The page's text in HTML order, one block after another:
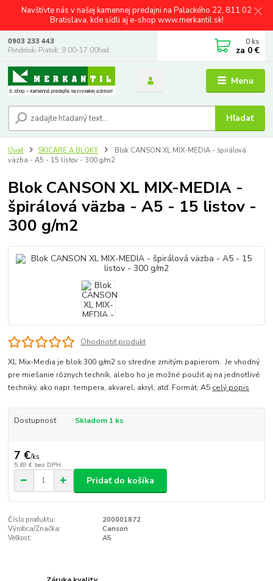
Navštívte nás v našej kamennej predajni na Palackého 22, 811 02
Bratislava, kde sídli aj e-shop www.merkantil.sk!
Menu
Hľadať
0903 233 443
Pondelok-Piatok: 9.00-17.00hod.
0 ks
za 0 €
Úvod SKICÁRE A BLOKY
Blok CANSON XL MIX-MEDIA - špirálová
väzba - A5 - 15 listov - 300 g/m2
Blok CANSON XL MIX-MEDIA -
špirálová väzba - A5 - 15 listov -
300 g/m2
Ohodnotiť produkt
XL Mix-Media je blok 300 g/m2 so stredne zrnitým papierom. Je vhodný
pre miešanie rôznych techník, alebo ho je možné použiť aj na jednotlivé
techniky, ako napr. tempera, akvarel, akryl, atď. Formát: A5 celý popis
Dostupnosť Skladom 1 ks
7 €/ks
5,69 € bez DPH
Pridať do košíka
Číslo produktu:
200001872
Výrobca/Značka:
Canson
Veľkosť:
A5